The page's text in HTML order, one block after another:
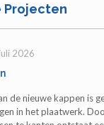
Projecten
2026
de nieuwe kappen is
in het plaatwerk.